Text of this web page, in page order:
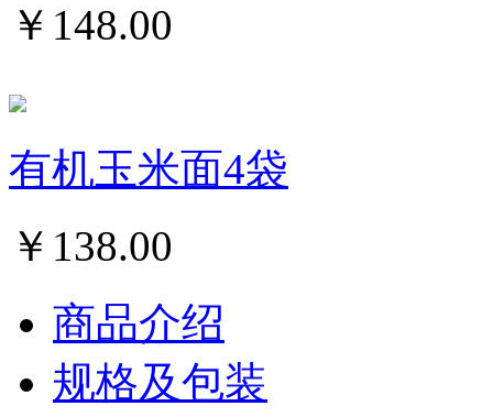
￥ 148.00
有机玉米面4袋
￥ 138.00
商品介绍
规格及包装